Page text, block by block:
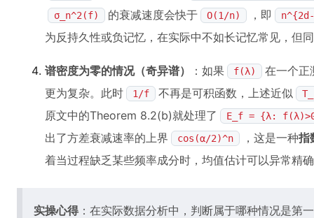
σ_n^2(f)
的衰减速度会快于 O(1/n) ，即
为反持久性或负记忆，在实际中不如长记忆常见，但
谱密度为零的情况（奇异谱） ：如果 f(λ)
在一个正
更为复杂。此时
1/f 不再是可积函数，上述近似
原文中的Theorem 8.2(b)就处理了 E_f = {λ:
出了方差衰减速率的上界 cos(α/2)^n ，这是一种指
着当过程缺乏某些频率成分时，均值估计可以异常精
实操心得：在实际数据分析中，判断属于哪种情况是第